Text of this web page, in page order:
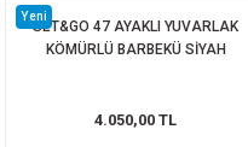
Yeni
SET&GO 47 AYAKLI YUVARLAK
KÖMÜRLÜ BARBEKÜ SİYAH
4.050,00 TL